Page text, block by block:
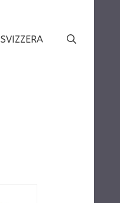
SVIZZERA